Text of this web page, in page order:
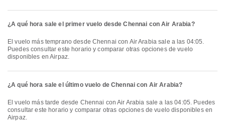
¿A qué hora sale el primer vuelo desde Chennai con Air Arabia?
El vuelo más temprano desde Chennai con Air Arabia sale a las 04:05.
Puedes consultar este horario y comparar otras opciones de vuelo
disponibles en Airpaz.
¿A qué hora sale el último vuelo de Chennai con Air Arabia?
El vuelo más tarde desde Chennai con Air Arabia sale a las 04:05. Puedes
consultar este horario y comparar otras opciones de vuelo disponibles en
Airpaz.